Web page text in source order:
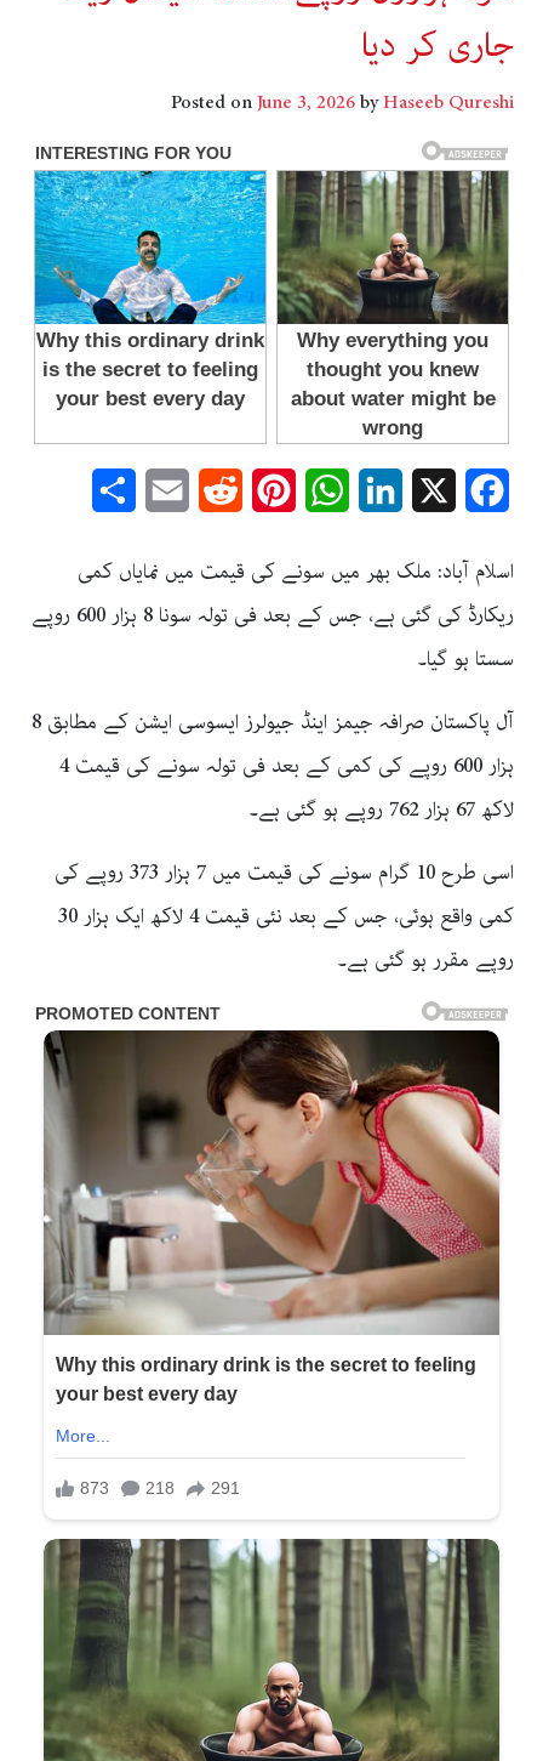
جاری کر دیا
Posted onJune 3, 2026byHaseeb Qureshi
Facebook
LinkedIn
WhatsApp
Pinterest
Reddit
Email
اسلام آباد: ملک بھر میں سونے کی قیمت میں نمایاں کمی
ریکارڈ کی گئی ہے، جس کے بعد فی تولہ سونا 8 ہزار 600 روپے
سستا ہو گیا۔
آل پاکستان صرافہ جیمز اینڈ جیولرز ایسوسی ایشن کے مطابق 8
ہزار 600 روپے کی کمی کے بعد فی تولہ سونے کی قیمت 4
لاکھ 67 ہزار 762 روپے ہو گئی ہے۔
اسی طرح 10 گرام سونے کی قیمت میں 7 ہزار 373 روپے کی
کمی واقع ہوئی، جس کے بعد نئی قیمت 4 لاکھ ایک ہزار 30
روپے مقرر ہو گئی ہے۔